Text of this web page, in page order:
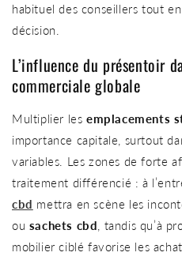
habituel des conseillers tout
décision.
L’influence du présentoir
commerciale globale
Multiplier les emplacements
importance capitale, surtout
variables. Les zones de forte
traitement différencié : à
cbd mettra en scène les
ou sachets cbd , tandis qu’à
mobilier ciblé favorise les